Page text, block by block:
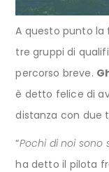
A questo punto
tre gruppi di
percorso breve.
è detto felice di
distanza con due
“Pochi di noi
ha detto il pilota